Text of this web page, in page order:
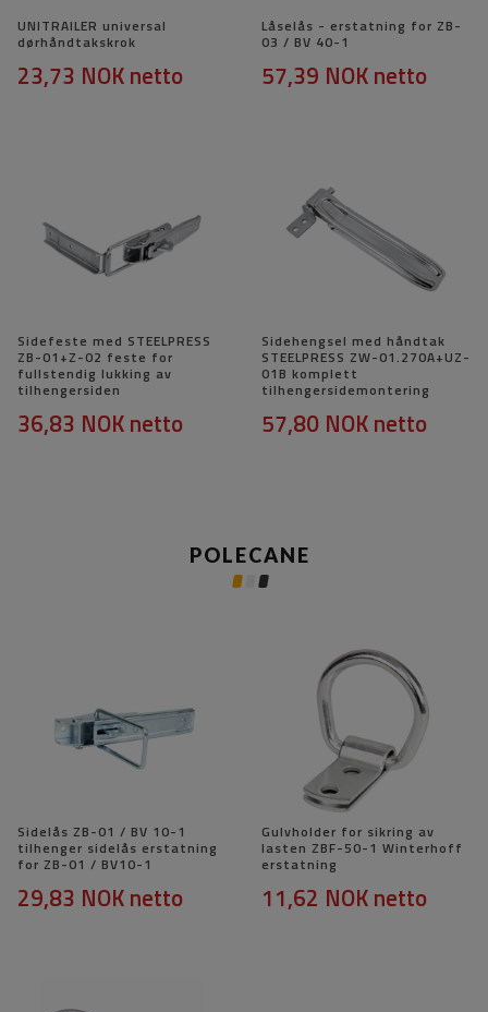
UNITRAILER universal
dørhåndtakskrok
23,73 NOKnetto
Låselås - erstatning for ZB-
03 / BV 40-1
57,39 NOKnetto
Sidefeste med STEELPRESS
ZB-01+Z-02 feste for
fullstendig lukking av
tilhengersiden
36,83 NOKnetto
Sidehengsel med håndtak
STEELPRESS ZW-01.270A+UZ-
01B komplett
tilhengersidemontering
57,80 NOKnetto
POLECANE
Sidelås ZB-01 / BV 10-1
tilhenger sidelås erstatning
for ZB-01 / BV10-1
29,83 NOKnetto
Gulvholder for sikring av
lasten ZBF-50-1 Winterhoff
erstatning
11,62 NOKnetto